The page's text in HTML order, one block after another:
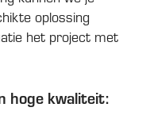
oplossing
het project met
hoge kwaliteit: